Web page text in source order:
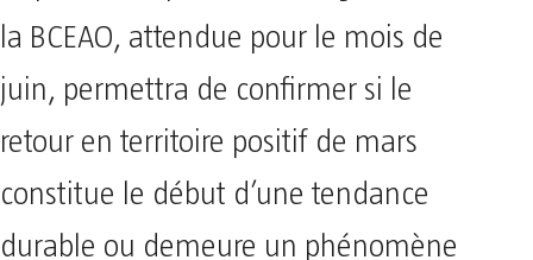
la BCEAO, attendue pour le mois de
juin, permettra de confirmer si le
retour en territoire positif de mars
constitue le début d’une tendance
durable ou demeure un phénomène